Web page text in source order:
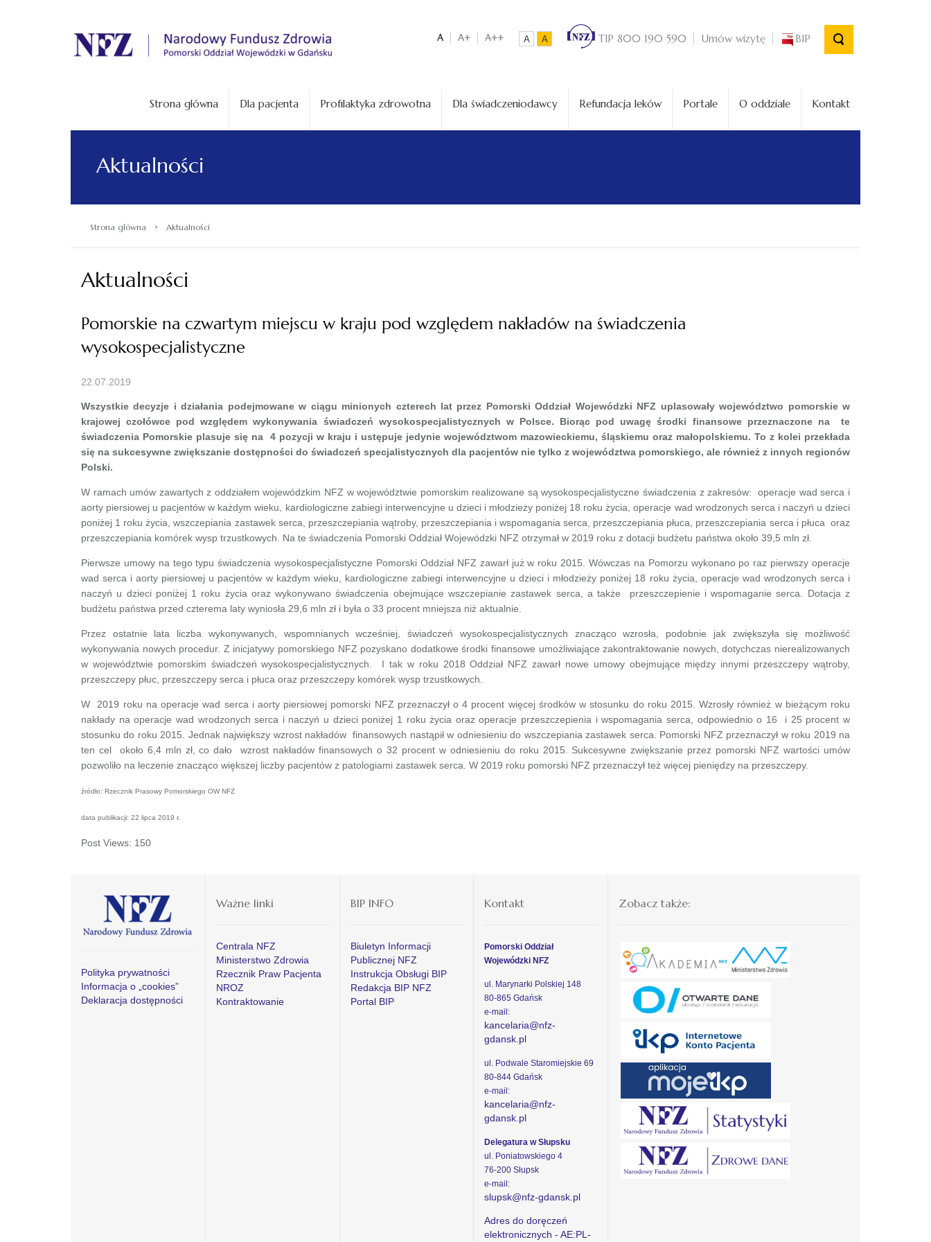
. A A+ A++ A A TIP 800 190 590 Umów wizytę BIP
Strona główna Dla pacjenta Profilaktyka zdrowotna Dla świadczeniodawcy Refundacja leków Portale O oddziale Kontakt
Aktualności
Strona główna › Aktualności
Aktualności
Pomorskie na czwartym miejscu w kraju pod względem nakładów na świadczenia
wysokospecjalistyczne
22.07.2019
Wszystkie decyzje i działania podejmowane w ciągu minionych czterech lat przez Pomorski Oddział Wojewódzki NFZ uplasowały województwo pomorskie w
krajowej czołówce pod względem wykonywania świadczeń wysokospecjalistycznych w Polsce. Biorąc pod uwagę środki finansowe przeznaczone na te
świadczenia Pomorskie plasuje się na 4 pozycji w kraju i ustępuje jedynie województwom mazowieckiemu, śląskiemu oraz małopolskiemu. To z kolei przekłada
się na sukcesywne zwiększanie dostępności do świadczeń specjalistycznych dla pacjentów nie tylko z województwa pomorskiego, ale również z innych regionów
Polski.
W ramach umów zawartych z oddziałem wojewódzkim NFZ w województwie pomorskim realizowane są wysokospecjalistyczne świadczenia z zakresów: operacje wad serca i
aorty piersiowej u pacjentów w każdym wieku, kardiologiczne zabiegi interwencyjne u dzieci i młodzieży poniżej 18 roku życia, operacje wad wrodzonych serca i naczyń u dzieci
poniżej 1 roku życia, wszczepiania zastawek serca, przeszczepiania wątroby, przeszczepiania i wspomagania serca, przeszczepiania płuca, przeszczepiania serca i płuca oraz
przeszczepiania komórek wysp trzustkowych. Na te świadczenia Pomorski Oddział Wojewódzki NFZ otrzymał w 2019 roku z dotacji budżetu państwa około 39,5 mln zł.
Pierwsze umowy na tego typu świadczenia wysokospecjalistyczne Pomorski Oddział NFZ zawarł już w roku 2015. Wówczas na Pomorzu wykonano po raz pierwszy operacje
wad serca i aorty piersiowej u pacjentów w każdym wieku, kardiologiczne zabiegi interwencyjne u dzieci i młodzieży poniżej 18 roku życia, operacje wad wrodzonych serca i
naczyń u dzieci poniżej 1 roku życia oraz wykonywano świadczenia obejmujące wszczepianie zastawek serca, a także przeszczepienie i wspomaganie serca. Dotacja z
budżetu państwa przed czterema laty wyniosła 29,6 mln zł i była o 33 procent mniejsza niż aktualnie.
Przez ostatnie lata liczba wykonywanych, wspomnianych wcześniej, świadczeń wysokospecjalistycznych znacząco wzrosła, podobnie jak zwiększyła się możliwość
wykonywania nowych procedur. Z inicjatywy pomorskiego NFZ pozyskano dodatkowe środki finansowe umożliwiające zakontraktowanie nowych, dotychczas nierealizowanych
w województwie pomorskim świadczeń wysokospecjalistycznych. I tak w roku 2018 Oddział NFZ zawarł nowe umowy obejmujące między innymi przeszczepy wątroby,
przeszczepy płuc, przeszczepy serca i płuca oraz przeszczepy komórek wysp trzustkowych.
W 2019 roku na operacje wad serca i aorty piersiowej pomorski NFZ przeznaczył o 4 procent więcej środków w stosunku do roku 2015. Wzrosły również w bieżącym roku
nakłady na operacje wad wrodzonych serca i naczyń u dzieci poniżej 1 roku życia oraz operacje przeszczepienia i wspomagania serca, odpowiednio o 16 i 25 procent w
stosunku do roku 2015. Jednak największy wzrost nakładów finansowych nastąpił w odniesieniu do wszczepiania zastawek serca. Pomorski NFZ przeznaczył w roku 2019 na
ten cel około 6,4 mln zł, co dało wzrost nakładów finansowych o 32 procent w odniesieniu do roku 2015. Sukcesywne zwiększanie przez pomorski NFZ wartości umów
pozwoliło na leczenie znacząco większej liczby pacjentów z patologiami zastawek serca. W 2019 roku pomorski NFZ przeznaczył też więcej pieniędzy na przeszczepy.
źródło: Rzecznik Prasowy Pomorskiego OW NFZ
data publikacji: 22 lipca 2019 r.
Post Views: 150
Polityka prywatności
Informacja o „cookies”
Deklaracja dostępności
Ważne linki
Centrala NFZ
Ministerstwo Zdrowia
Rzecznik Praw Pacjenta
NROZ
Kontraktowanie
BIP INFO
Biuletyn Informacji
Publicznej NFZ
Instrukcja Obsługi BIP
Redakcja BIP NFZ
Portal BIP
Kontakt
Pomorski Oddział
Wojewódzki NFZ
ul. Marynarki Polskiej 148
80-865 Gdańsk
e-mail:
kancelaria@nfz-
gdansk.pl
ul. Podwale Staromiejskie 69
80-844 Gdańsk
e-mail:
kancelaria@nfz-
gdansk.pl
Delegatura w Słupsku
ul. Poniatowskiego 4
76-200 Słupsk
e-mail:
slupsk@nfz-gdansk.pl
Adres do doręczeń
elektronicznych - AE:PL-
Zobacz także: